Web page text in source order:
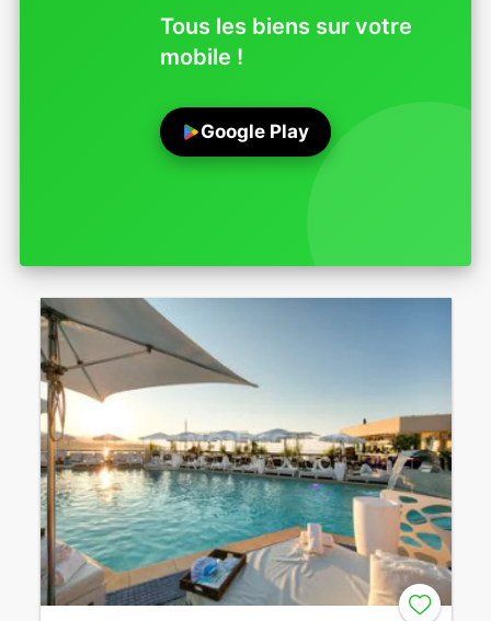
Tous les biens sur votre
mobile !
Google Play